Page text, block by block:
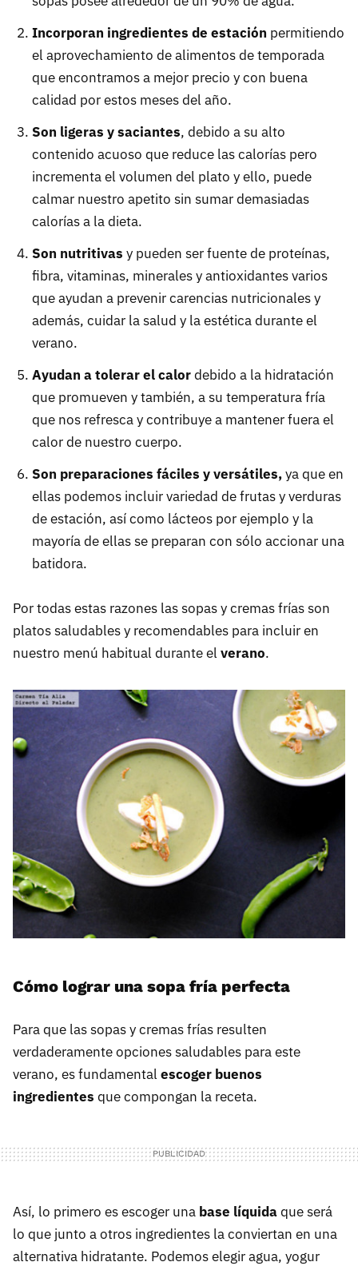
Incorporan ingredientes de estación permitiendo
el aprovechamiento de alimentos de temporada
que encontramos a mejor precio y con buena
calidad por estos meses del año.
Son ligeras y saciantes, debido a su alto
contenido acuoso que reduce las calorías pero
incrementa el volumen del plato y ello, puede
calmar nuestro apetito sin sumar demasiadas
calorías a la dieta.
Son nutritivas y pueden ser fuente de proteínas,
fibra, vitaminas, minerales y antioxidantes varios
que ayudan a prevenir carencias nutricionales y
además, cuidar la salud y la estética durante el
verano.
Ayudan a tolerar el calordebido a la hidratación
que promueven y también, a su temperatura fría
que nos refresca y contribuye a mantener fuera el
calor de nuestro cuerpo.
Son preparaciones fáciles y versátiles,ya que en
ellas podemos incluir variedad de frutas y verduras
de estación, así como lácteos por ejemplo y la
mayoría de ellas se preparan con sólo accionar una
batidora.
Por todas estas razones las sopas y cremas frías son
platos saludables y recomendables para incluir en
nuestro menú habitual durante el verano.
Cómo lograr una sopa fría perfecta
Para que las sopas y cremas frías resulten
verdaderamente opciones saludables para este
verano, es fundamental escoger buenos
ingredientes que compongan la receta.
Así, lo primero es escoger una base líquidaque será
lo que junto a otros ingredientes la conviertan en una
alternativa hidratante. Podemos elegir agua, yogur